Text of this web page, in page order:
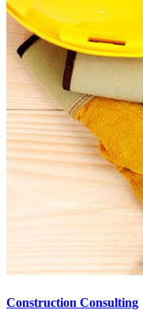
Construction Consulting